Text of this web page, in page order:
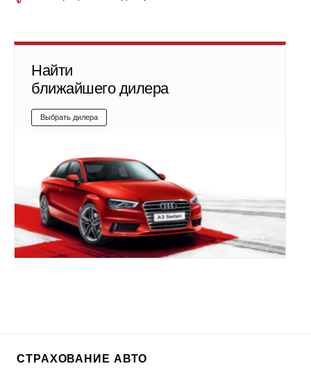
Найти
ближайшего дилера
Выбрать дилера
СТРАХОВАНИЕ АВТО